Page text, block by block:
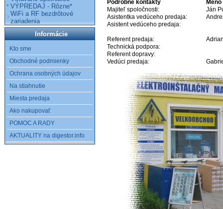
Podrobné kontakty
Meno
Majiteľ spoločnosti:
Ján
Asistentka vedúceho predaja:
Asistent vedúceho predaja:
Referent predaja:
Technická podpora:
Referent dopravy:
Vedúci predaja:
VÝPREDAJ - Rôzne*
WiFi a RF bezdrôtové
zariadenia
Informácie
Kto sme
Obchodné podmienky
Ochrana osobných údajov
Na stiahnutie
Miesta predaja
Ako nakupovať
POMOC A RADY
AKTUALITY na digestor.info